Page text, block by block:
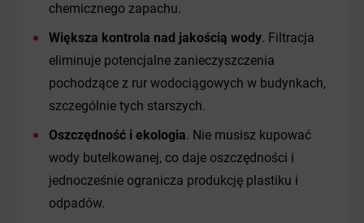
chemicznego zapachu.
Większa kontrola nad jakością wody. Filtracja
eliminuje potencjalne zanieczyszczenia
pochodzące z rur wodociągowych w budynkach,
szczególnie tych starszych.
Oszczędność i ekologia. Nie musisz kupować
wody butelkowanej, co daje oszczędności i
jednocześnie ogranicza produkcję plastiku i
odpadów.